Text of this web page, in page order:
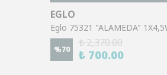
EGLO
%70
₺ 2,370.00
₺ 700.00